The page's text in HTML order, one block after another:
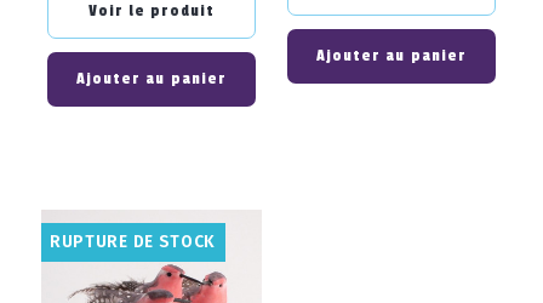
Voir le produit
Ajouter au panier
Ajouter au panier
RUPTURE DE STOCK